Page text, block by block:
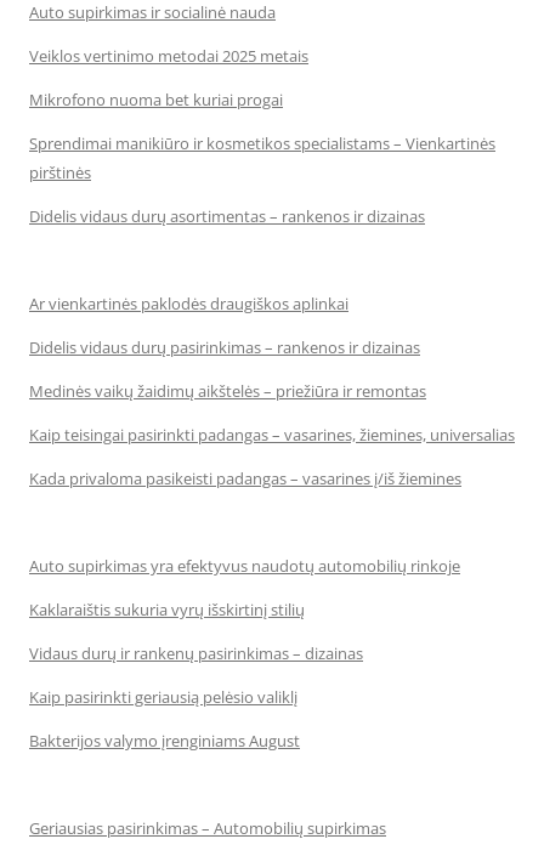
Auto supirkimas ir socialinė nauda
Veiklos vertinimo metodai 2025 metais
Mikrofono nuoma bet kuriai progai
Sprendimai manikiūro ir kosmetikos specialistams – Vienkartinės
pirštinės
Didelis vidaus durų asortimentas – rankenos ir dizainas
Ar vienkartinės paklodės draugiškos aplinkai
Didelis vidaus durų pasirinkimas – rankenos ir dizainas
Medinės vaikų žaidimų aikštelės – priežiūra ir remontas
Kaip teisingai pasirinkti padangas – vasarines, žiemines, universalias
Kada privaloma pasikeisti padangas – vasarines į/iš žiemines
Auto supirkimas yra efektyvus naudotų automobilių rinkoje
Kaklaraištis sukuria vyrų išskirtinį stilių
Vidaus durų ir rankenų pasirinkimas – dizainas
Kaip pasirinkti geriausią pelėsio valiklį
Bakterijos valymo įrenginiams August
Geriausias pasirinkimas – Automobilių supirkimas